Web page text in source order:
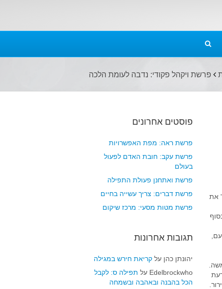
פרשת ויקהל פקודי: נדבה לעומת הלכה
את
פוסטים אחרונים
פרשת ראה: מפת האפשרויות
פרשת עקב: חובת האדם לפעול
בעולם
פרשת ואתחנן פעולת התפילה
פרשת דברים: צריך עשייה בחיים
פרשת מטות מסעי: מרכז שיקום
תגובות אחרונות
יהונתן כהן עלקריאת חירש במגילה
Edelbrockwho על תפילה ס: לקבל
הכל בהבנה ובאהבה ובשמחה